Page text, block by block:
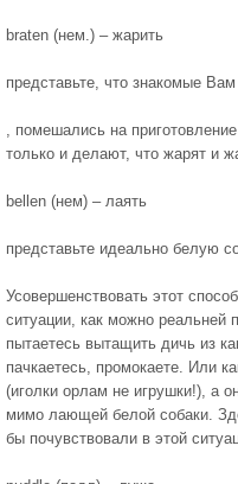
braten (нем.) – жарить
представьте, что знакомые Вам
, помешались на приготовление
только и делают, что жарят и
bellen (нем) – лаять
представьте идеально белую
Усовершенствовать этот
ситуации, как можно
пытаетесь вытащить дичь из
пачкаетесь, промокаете. Или
(иголки орлам не игрушки!), а
мимо лающей белой собаки.
бы почувствовали в этой